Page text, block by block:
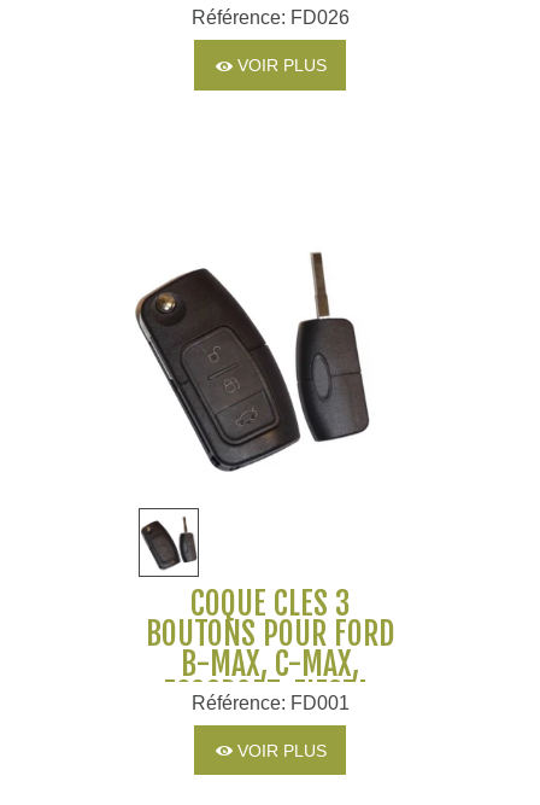
Référence: FD026
VOIR PLUS
COQUE CLÉS 3
BOUTONS POUR FORD
B-MAX, C-MAX,
ECOSPORT, FIESTA,
MONDEO, FOCUS,
GALAXY, S-MAX,
TRANSIT COURIER
Référence: FD001
VOIR PLUS